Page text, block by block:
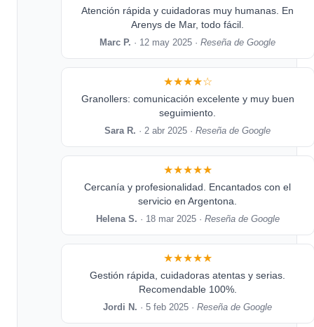
Atención rápida y cuidadoras muy humanas. En
Arenys de Mar, todo fácil.
Marc P. · 12 may 2025 ·Reseña de Google
★★★★☆
Granollers: comunicación excelente y muy buen
seguimiento.
Sara R. · 2 abr 2025 ·Reseña de Google
★★★★★
Cercanía y profesionalidad. Encantados con el
servicio en Argentona.
Helena S. · 18 mar 2025 · Reseña de Google
★★★★★
Gestión rápida, cuidadoras atentas y serias.
Recomendable 100%.
Jordi N. · 5 feb 2025 ·Reseña de Google